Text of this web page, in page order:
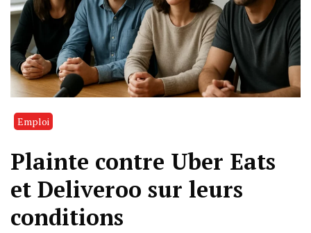
Emploi
Plainte contre Uber Eats
et Deliveroo sur leurs
conditions